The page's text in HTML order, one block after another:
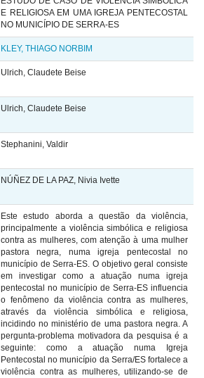
E RELIGIOSA EM UMA IGREJA PENTECOSTAL
NO MUNICÍPIO DE SERRA-ES
KLEY, THIAGO NORBIM
Ulrich, Claudete Beise
Ulrich, Claudete Beise
Stephanini, Valdir
NÚÑEZ DE LA PAZ, Nivia Ivette
Este estudo aborda a questão da violência,
principalmente a violência simbólica e religiosa
contra as mulheres, com atenção à uma mulher
pastora negra, numa igreja pentecostal no
município de Serra-ES. O objetivo geral consiste
em investigar como a atuação numa igreja
pentecostal no município de Serra-ES influencia
o fenômeno da violência contra as mulheres,
através da violência simbólica e religiosa,
incidindo no ministério de uma pastora negra. A
pergunta-problema motivadora da pesquisa é a
seguinte: como a atuação numa Igreja
Pentecostal no município da Serra/ES fortalece a
violência contra as mulheres, utilizando-se de